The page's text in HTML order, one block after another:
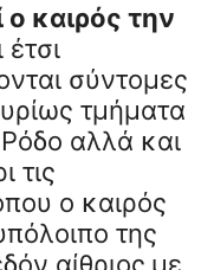
ο καιρός την
σύντομες
τμήματα
αλλά και
τις
ο καιρός
της
αίθριος με